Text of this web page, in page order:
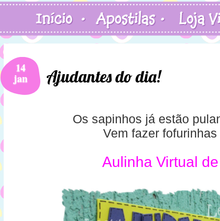
14
jan Ajudantes do dia!
Os sapinhos já estão
Vem fazer
Aulinha Virtual